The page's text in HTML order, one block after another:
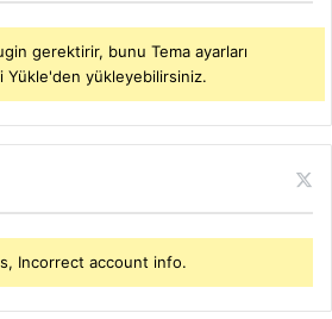
gerektirir, bunu Tema ayarları
Yükle'den yükleyebilirsiniz.
Incorrect account info.